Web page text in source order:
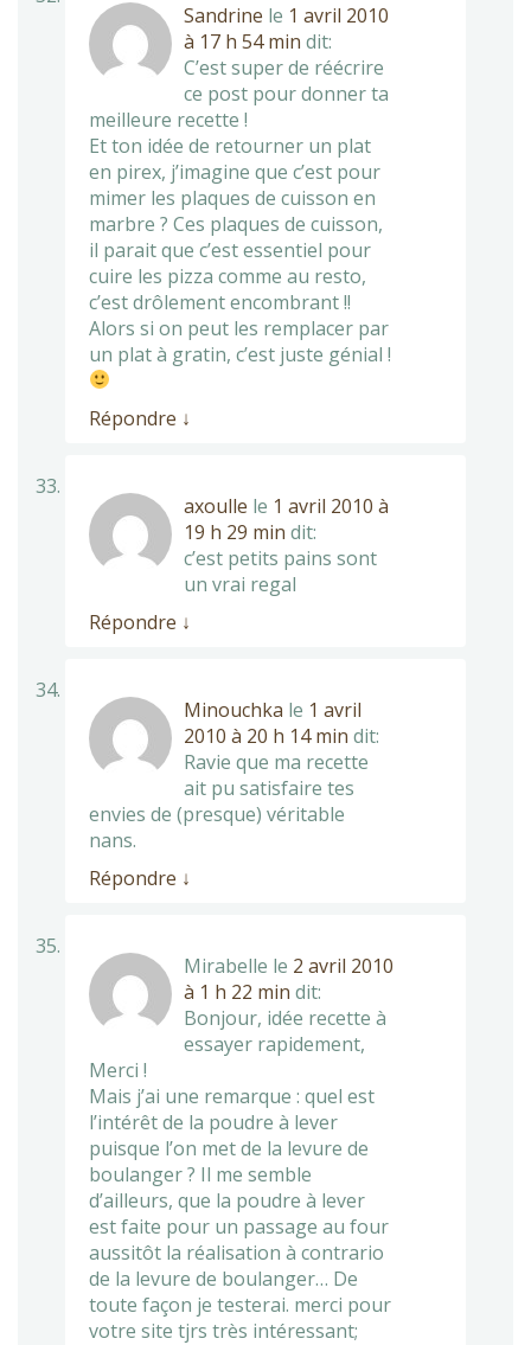
Sandrine le 1 avril 2010
à 17 h 54 min dit:
C’est super de réécrire
ce post pour donner ta
meilleure recette !
Et ton idée de retourner un plat
en pirex, j’imagine que c’est pour
mimer les plaques de cuisson en
marbre ? Ces plaques de cuisson,
il parait que c’est essentiel pour
cuire les pizza comme au resto,
c’est drôlement encombrant !!
Alors si on peut les remplacer par
un plat à gratin, c’est juste génial !
Répondre ↓
axoulle le 1 avril 2010 à
19 h 29 min dit:
c’est petits pains sont
un vrai regal
Répondre ↓
Minouchka le 1 avril
2010 à 20 h 14 min dit:
Ravie que ma recette
ait pu satisfaire tes
envies de (presque) véritable
nans.
Répondre ↓
Mirabelle le 2 avril 2010
à 1 h 22 min dit:
Bonjour, idée recette à
essayer rapidement,
Merci !
Mais j’ai une remarque : quel est
l’intérêt de la poudre à lever
puisque l’on met de la levure de
boulanger ? Il me semble
d’ailleurs, que la poudre à lever
est faite pour un passage au four
aussitôt la réalisation à contrario
de la levure de boulanger… De
toute façon je testerai. merci pour
votre site tjrs très intéressant;